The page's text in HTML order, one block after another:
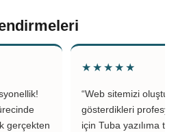
gerçekten
★★★★★
“Web sitemizi
gösterdikleri
için Tuba yazılıma